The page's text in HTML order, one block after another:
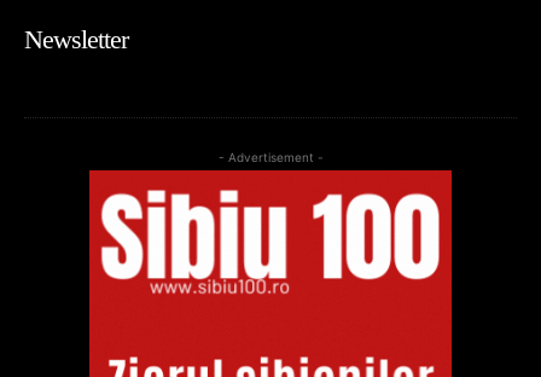
Newsletter
- Advertisement -